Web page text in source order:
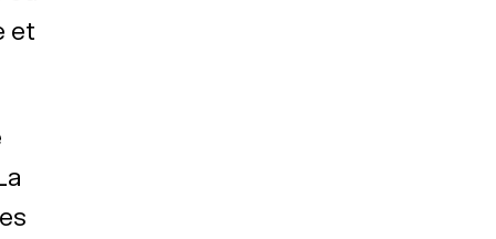
et